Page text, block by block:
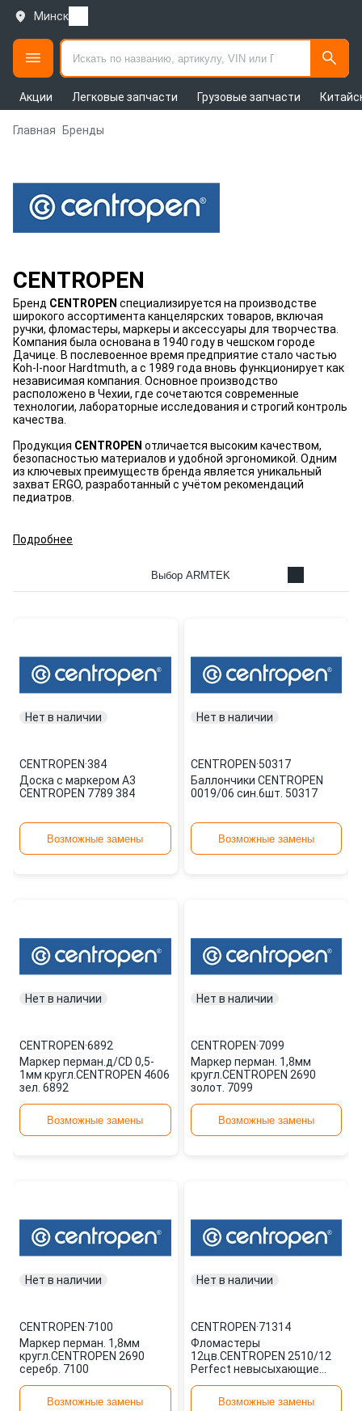
Минск
Акции Легковые запчасти Грузовые запчасти
Главная Бренды
CENTROPEN
Бренд CENTROPEN специализируется на производстве
широкого ассортимента канцелярских товаров, включая
ручки, фломастеры, маркеры и аксессуары для творчества.
Компания была основана в 1940 году в чешском городе
Дачице. В послевоенное время предприятие стало частью
Koh‑I‑noor Hardtmuth, а с 1989 года вновь функционирует как
независимая компания. Основное производство
расположено в Чехии, где сочетаются современные
технологии, лабораторные исследования и строгий контроль
качества.
Продукция CENTROPEN отличается высоким качеством,
безопасностью материалов и удобной эргономикой. Одним
из ключевых преимуществ бренда является уникальный
захват ERGO, разработанный с учётом рекомендаций
педиатров.
Подробнее
Выбор ARMTEK
Нет в наличии
CENTROPEN·384
Доска с маркером А3
CENTROPEN 7789 384
Возможные замены
Нет в наличии
CENTROPEN·50317
Баллончики CENTROPEN
0019/06 син.6шт. 50317
Возможные замены
Нет в наличии
CENTROPEN·6892
Маркер перман.д/CD 0,5-
1мм кругл.CENTROPEN 4606
зел. 6892
Возможные замены
Нет в наличии
CENTROPEN·7099
Маркер перман. 1,8мм
кругл.CENTROPEN 2690
золот. 7099
Возможные замены
Нет в наличии
CENTROPEN·7100
Маркер перман. 1,8мм
кругл.CENTROPEN 2690
серебр. 7100
Возможные замены
Нет в наличии
CENTROPEN·71314
Фломастеры
12цв.CENTROPEN 2510/12
Perfect невысыхающие
Возможные замены